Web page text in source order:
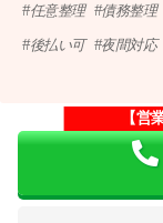
任意整理 債務整理
後払い可 夜間対応
【営